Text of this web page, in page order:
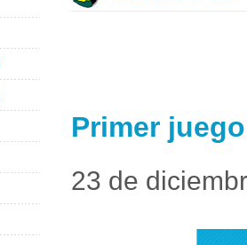
Primer
23 de